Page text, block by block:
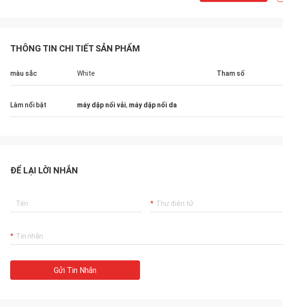
THÔNG TIN CHI TIẾT SẢN PHẨM
màu sắc White Tham số
Làm nổi bật máy dập nổi vải, máy dập nổi da
ĐỂ LẠI LỜI NHẮN
Gửi Tin Nhắn